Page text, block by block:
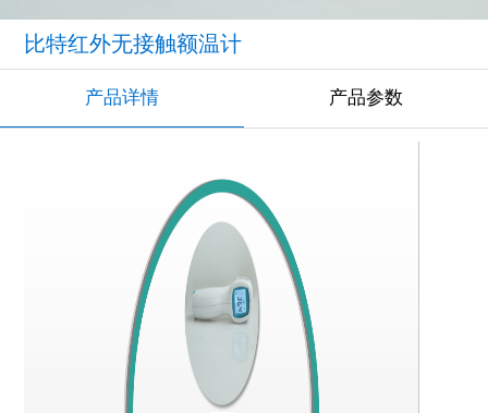
比特红外无接触额温计
产品详情 产品参数